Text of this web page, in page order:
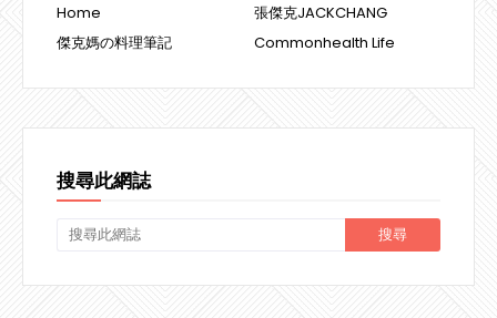
Home
張傑克JACKCHANG
傑克媽の料理筆記
Commonhealth Life
搜尋此網誌